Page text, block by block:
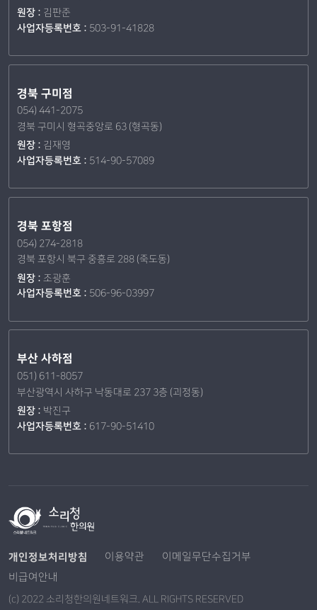
원장 : 김판준
사업자등록번호 : 503-91-41828
경북 구미점
054) 441-2075
경북 구미시 형곡중앙로 63 (형곡동)
원장 : 김재영
사업자등록번호 : 514-90-57089
경북 포항점
054) 274-2818
경북 포항시 북구 중흥로 288 (죽도동)
원장 :조광훈
사업자등록번호 : 506-96-03997
부산 사하점
051) 611-8057
부산광역시 사하구 낙동대로 237 3층 (괴정동)
원장 : 박진구
사업자등록번호 : 617-90-51410
개인정보처리방침 이용약관
이메일무단수집거부
비급여안내
(c) 2022 소리청한의원네트워크. ALL RIGHTS RESERVED